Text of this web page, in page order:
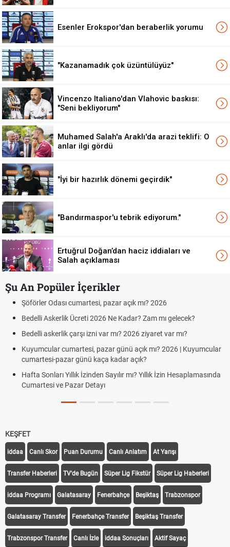
Esenler Erokspor'dan beraberlik yorumu
"Kazanamadık çok üzüntülüyüz"
Vincenzo Italiano'dan Vlahovic baskısı:
"Seni bekliyorum"
Muhamed Salah'a Araklı'da arazi teklifi: O
anlar ilgi gördü
"İyi bir hazırlık dönemi geçirdik"
"Bandırmaspor'u tebrik ediyorum."
Ertuğrul Doğan’dan haciz iddiaları ve
Salah açıklaması
Şu An Popüler İçerikler
açık mı? 2026
Kadar? Zam mı gelecek?
2026 ziyaret var mı?
günü açık mı? 2026 | Kuyumcular
açık?
mı? Yıllık İzin Hesaplamasında
Aras Kargo Cumartesi-pazar
Türkiye'de Transfer Dönemi Ne
TFF Yabancı Oyuncu Kuralı
KEŞFET
iddaa Canlı Skor Puan Durumu Canlı Anlatım At Yarışı
Transfer Haberleri TV'de Bugün Süper Lig Fikstür Süper Lig Haberleri
iddaa Programı Galatasaray Fenerbahçe Beşiktaş Trabzonspor
Galatasaray Transfer Fenerbahçe Transfer Beşiktaş Transfer
Trabzonspor Transfer Canlı İzle iddaa Sonuçları Aktif Sayaç